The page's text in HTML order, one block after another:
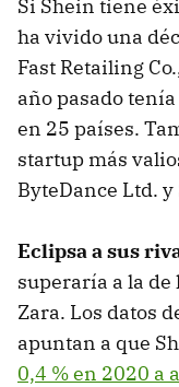
Si Shein tiene
ha vivido una
Fast Retailing
año pasado
en 25 países.
startup más
ByteDance Ltd.
Eclipsa a sus
superaría a la de
Zara. Los datos
apuntan a que
0,4 % en 2020 a